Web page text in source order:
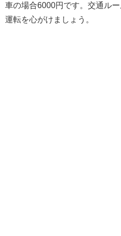
車の場合6000円です。交通ル
運転を心がけましょう。